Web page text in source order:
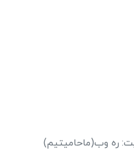
: ره وب(ماحامیتیم)